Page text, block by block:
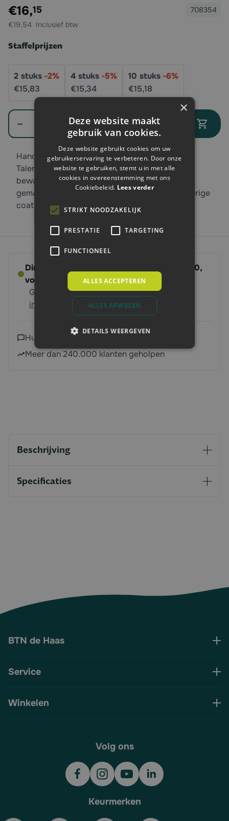
Exclusief btw:
€16,15
€19,54
708354
Staffelprijzen
2 stuks -2%
€15,83
4 stuks -5%
€15,34
10 stuks -6%
€15,18
Aantal
In winkelwagen
Handige aardappelmand van Talen Tools! In de
Talen Tools aardappelmand kunt u veel meer
bewaren dan aardappels. De ronde mand is
gemaakt van metaal en heeft een antraciet kleurige
coating. De afmeting is 45 x 45cm.
Direct leverbaar - Bestel voor dinsdag 14:00,
volgende werkdag op ’t erf
Gratis verzending vanaf 250 euroMeer
informatie
Hulp nodig? Neem contact met ons op
Meer dan 240.000 klanten geholpen
Beschrijving
Specificaties
BTN de Haas
Service
Winkelen
Volg ons
Keurmerken
×
Deze website maakt
gebruik van cookies.
Deze website gebruikt cookies om uw
gebruikerservaring te verbeteren. Door onze
website te gebruiken, stemt u in met alle
cookies in overeenstemming met ons
Cookiebeleid. Lees verder
STRIKT NOODZAKELIJK
PRESTATIE TARGETING
FUNCTIONEEL
ALLES ACCEPTEREN
ALLES AFWIJZEN
DETAILS WEERGEVEN